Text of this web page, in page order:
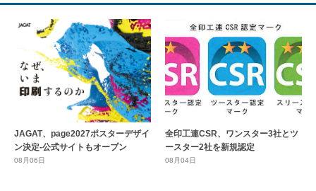
JAGAT、page2027ポスターデザイ
ン決定-公式サイトもオープン
08月06日
全印工連CSR、ワンスター3社とツ
ースター2社を新規認定
08月04日